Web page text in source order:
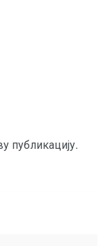
публикацију.